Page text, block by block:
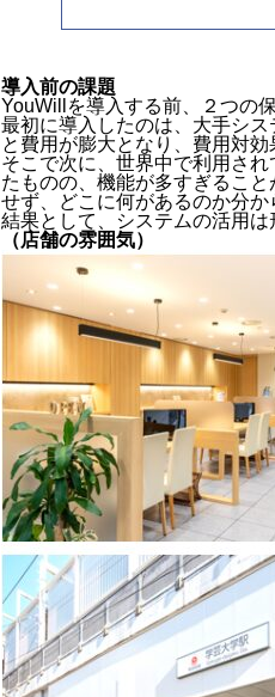
導入前の課題
YouWillを導入する前、２つの
最初に導入したのは、大手シ
と費用が膨大となり、費用対効
そこで次に、世界中で利用さ
たものの、機能が多すぎること
せず 、どこに何があるのか分
結果として、システムの活用は
（店舗の雰囲気）